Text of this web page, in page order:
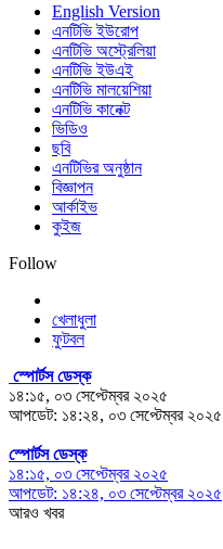
English Version
এনটিভি ইউরোপ
এনটিভি অস্ট্রেলিয়া
এনটিভি ইউএই
এনটিভি মালয়েশিয়া
এনটিভি কানেক্ট
ভিডিও
ছবি
এনটিভির অনুষ্ঠান
বিজ্ঞাপন
আর্কাইভ
কুইজ
Follow
খেলাধুলা
ফুটবল
স্পোর্টস ডেস্ক
১৪:১৫, ০৩ সেপ্টেম্বর ২০২৫
আপডেট: ১৪:২৪, ০৩ সেপ্টেম্বর ২০২৫
স্পোর্টস ডেস্ক
১৪:১৫, ০৩ সেপ্টেম্বর ২০২৫
আপডেট: ১৪:২৪, ০৩ সেপ্টেম্বর ২০২৫
আরও খবর